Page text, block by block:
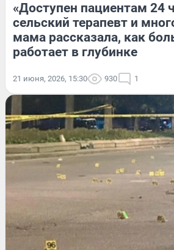
«Доступен пациентам 24
сельский терапевт и
мама рассказала, как
работает в глубинке
21 июня, 2026, 15:30 930 1